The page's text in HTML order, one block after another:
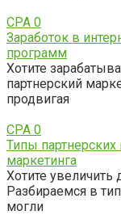
CPA 0
Заработок в
программ
Хотите
партнерский
продвигая
CPA 0
Типы партнерских
маркетинга
Хотите увеличить
Разбираемся в
могли